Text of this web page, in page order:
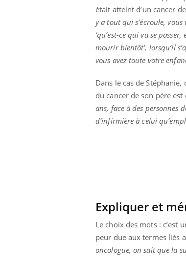
était atteint d’un cancer
y a tout qui s’écroule, vous
‘qu’est-ce qui va se passer,
mourir bientôt’, lorsqu’il
vous avez toute votre
Dans le cas de Stéphanie,
du cancer de son père
ans, face à des personnes
d’infirmière à celui
Expliquer et
Le choix des mots : c’est
peur due aux termes liés
oncologue, on sait que la